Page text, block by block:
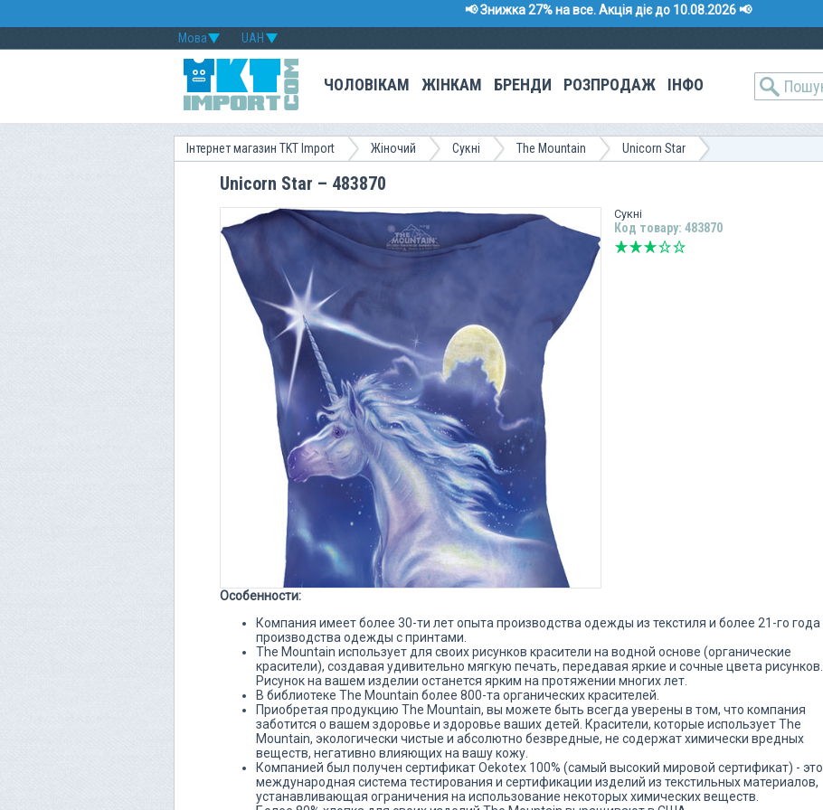
📢 Знижка 27% на все. Акція діє до 10.08.2026 📢
UAH
Мова
ЧОЛОВІКАМ ЖІНКАМ БРЕНДИ РОЗПРОДАЖ ІНФО
Інтернет магазин TKT Import Жіночий Сукні The Mountain Unicorn Star
Unicorn Star – 483870
Сукні
Код товару: 483870
Особенности:
Компания имеет более 30-ти лет опыта производства одежды из текстиля и более 21-го года
производства одежды с принтами.
The Mountain использует для своих рисунков красители на водной основе (органические
красители), создавая удивительно мягкую печать, передавая яркие и сочные цвета рисунков.
Рисунок на вашем изделии останется ярким на протяжении многих лет.
В библиотеке The Mountain более 800-та органических красителей.
Приобретая продукцию The Mountain, вы можете быть всегда уверены в том, что компания
заботится о вашем здоровье и здоровье ваших детей. Красители, которые использует The
Mountain, экологически чистые и абсолютно безвредные, не содержат химически вредных
веществ, негативно влияющих на вашу кожу.
Компанией был получен сертификат Oekotex 100% (самый высокий мировой сертификат) - это
международная система тестирования и сертификации изделий из текстильных материалов,
устанавливающая ограничения на использование некоторых химических веществ.